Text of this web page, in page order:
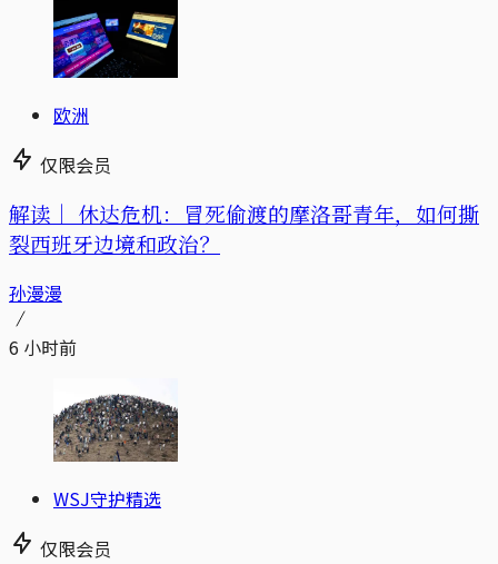
欧洲
仅限会员
解读｜ 休达危机：冒死偷渡的摩洛哥青年，如何撕
裂西班牙边境和政治？
孙漫漫
6 小时前
WSJ守护精选
仅限会员